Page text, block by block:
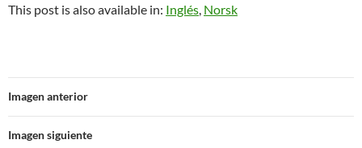
This post is also available in: Inglés Norsk
Imagen anterior
Imagen siguiente